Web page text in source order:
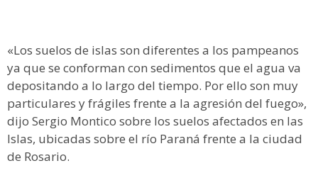
«Los suelos de islas son diferentes a los pampeanos
ya que se conforman con sedimentos que el agua va
depositando a lo largo del tiempo. Por ello son muy
particulares y frágiles frente a la agresión del fuego»,
dijo Sergio Montico sobre los suelos afectados en las
Islas, ubicadas sobre el río Paraná frente a la ciudad
de Rosario.